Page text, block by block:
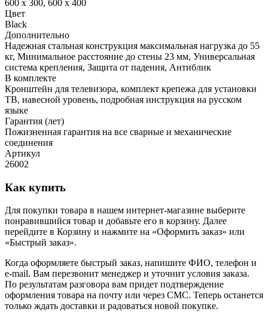
600 x 300, 600 x 400
Цвет
Black
Дополнительно
Надежная стальная конструкция максимальная нагрузка до 55
кг, Минимальное расстояние до стены 23 мм, Универсальная
система крепления, Защита от падения, Антиблик
В комплекте
Кронштейн для телевизора, комплект крепежа для установки
ТВ, навесной уровень, подробная инструкция на русском
языке
Гарантия (лет)
Пожизненная гарантия на все сварные и механические
соединения
Артикул
26002
Как купить
Для покупки товара в нашем интернет-магазине выберите
понравившийся товар и добавьте его в корзину. Далее
перейдите в Корзину и нажмите на «Оформить заказ» или
«Быстрый заказ».
Когда оформляете быстрый заказ, напишите ФИО, телефон и
e-mail. Вам перезвонит менеджер и уточнит условия заказа.
По результатам разговора вам придет подтверждение
оформления товара на почту или через СМС. Теперь останется
только ждать доставки и радоваться новой покупке.